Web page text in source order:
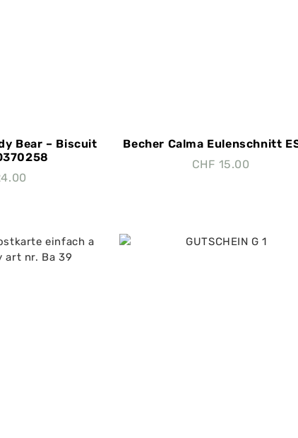
Bear – Biscuit
Becher Calma Eulenschnitt
CHF 15.00